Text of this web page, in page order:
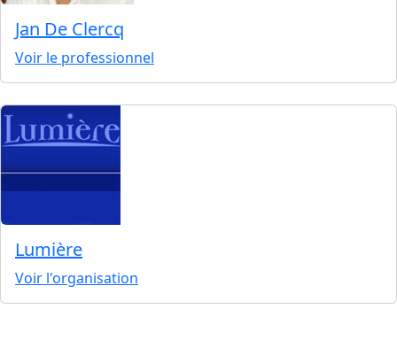
Jan De Clercq
Voir le professionnel
Lumière
Voir l'organisation